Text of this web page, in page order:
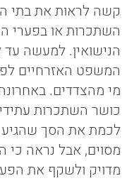
קשה לראות את בתי
השתכרות או בפערי
הנישואין. למעשה
המשפט האזרחיים
מי מהצדדים.
כושר השתכרות
לכמת את הסך
מסוים, אבל נראה כי
מדויק ולשקף את